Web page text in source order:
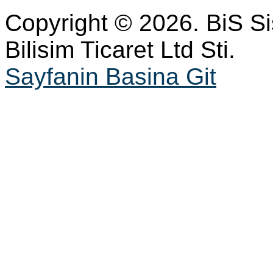
Copyright © 2026. BiS
Bilisim Ticaret Ltd Sti.
Sayfanin Basina Git